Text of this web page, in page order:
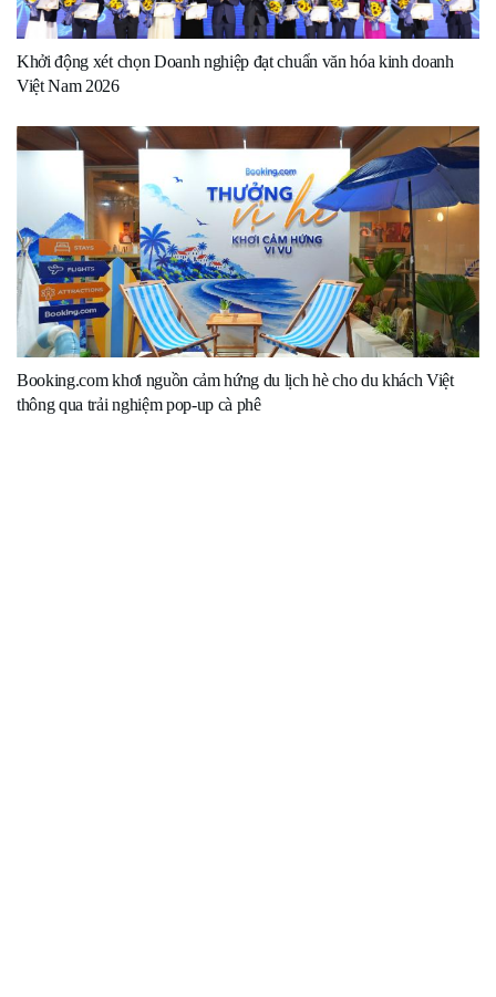
Khởi động xét chọn Doanh nghiệp đạt chuẩn văn hóa kinh doanh
Việt Nam 2026
Booking.com khơi nguồn cảm hứng du lịch hè cho du khách Việt
thông qua trải nghiệm pop-up cà phê